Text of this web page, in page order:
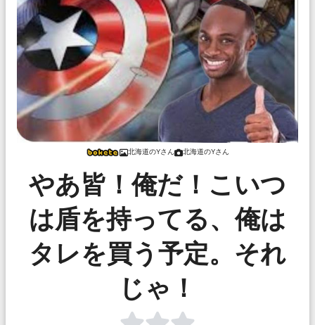
北海道のYさん 北海道のYさん
やあ皆！俺だ！こいつ
は盾を持ってる、俺は
タレを買う予定。それ
じゃ！